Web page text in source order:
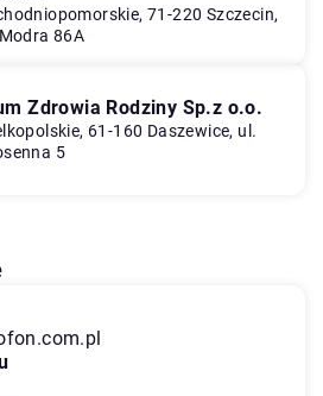
71-220 Szczecin,
86A
Zdrowia Rodziny Sp.z o.o.
61-160 Daszewice, ul.
5